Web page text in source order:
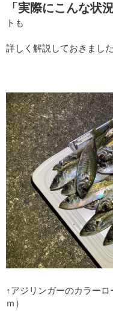
「実際にこんな状
トも
詳しく解説しておきました
↑アジリンガーのカラー
ｍ）